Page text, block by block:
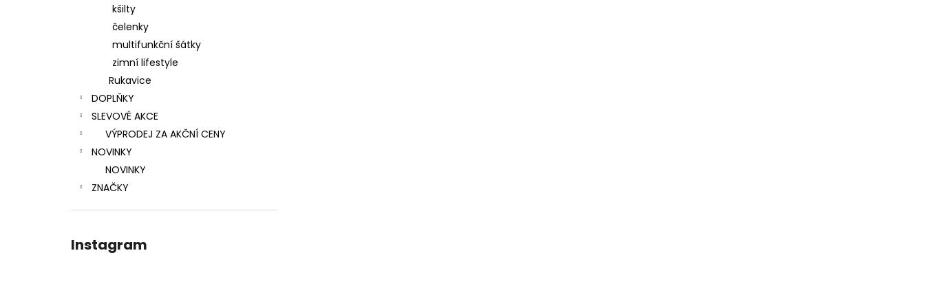
kšilty
čelenky
multifunkční šátky
zimní lifestyle
Rukavice
DOPLŇKY
SLEVOVÉ AKCE
VÝPRODEJ ZA AKČNÍ CENY
NOVINKY
NOVINKY
ZNAČKY
Instagram